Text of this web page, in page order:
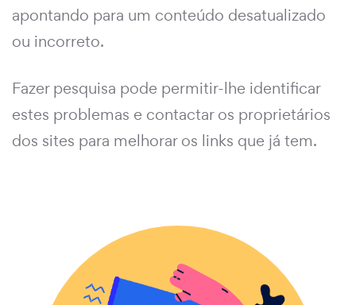
apontando para um conteúdo desatualizado
ou incorreto.
Fazer pesquisa pode permitir-lhe identificar
estes problemas e contactar os proprietários
dos sites para melhorar os links que já tem.